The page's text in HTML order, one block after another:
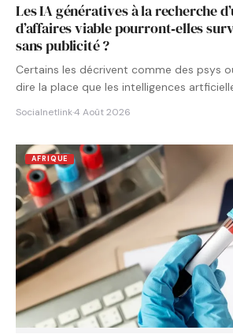
Les IA génératives à la recherche
d’affaires viable pourront‑elles
sans publicité ?
Certains les décrivent comme des psys
dire la place que les intelligences
Socialnetlink·4 Août 2026
AFRIQUE